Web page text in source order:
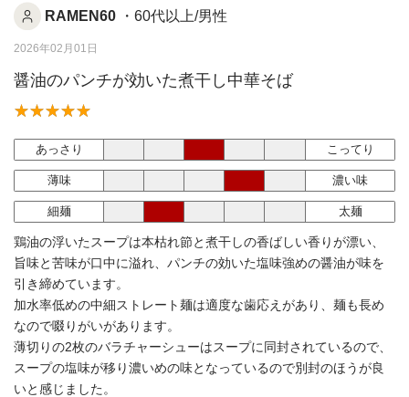
RAMEN60 ・60代以上/男性
2026年02月01日
醤油のパンチが効いた煮干し中華そば
あっさり こってり
薄味 濃い味
細麺 太麺
鶏油の浮いたスープは本枯れ節と煮干しの香ばしい香りが漂い、
旨味と苦味が口中に溢れ、パンチの効いた塩味強めの醤油が味を
引き締めています。
加水率低めの中細ストレート麺は適度な歯応えがあり、麺も長め
なので啜りがいがあります。
薄切りの2枚のバラチャーシューはスープに同封されているので、
スープの塩味が移り濃いめの味となっているので別封のほうが良
いと感じました。